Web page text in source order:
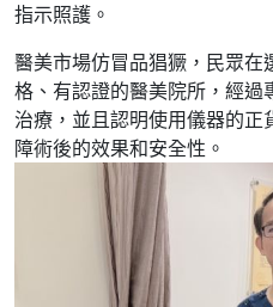
指示照護。
醫美市場仿冒品猖獗，民眾
格、有認證的醫美院所，經
治療，並且認明使用儀器的
障術後的效果和安全性。